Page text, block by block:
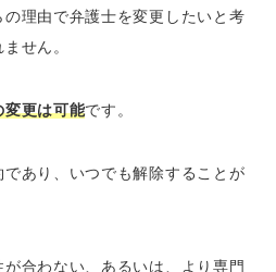
理由で弁護士を変更したいと考
せん。
変更は可能です。
あり、いつでも解除することが
合わない、あるいは、より専門